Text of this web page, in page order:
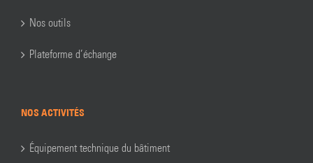
Nos outils
Plateforme d’échange
NOS ACTIVITÉS
Équipement technique du bâtiment